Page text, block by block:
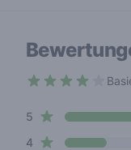
Review data
5 star reviews
4star reviews